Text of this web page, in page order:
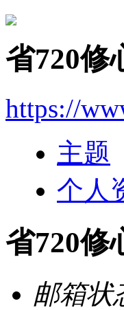
省720修
https://
主题
个人
省720修
邮箱状